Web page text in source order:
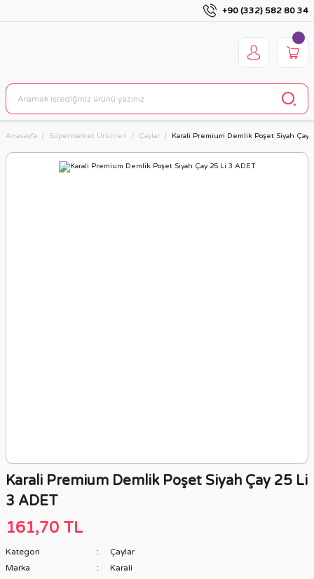
+90 (332) 582 80 34
Anasayfa Süpermarket Ürünleri Çaylar Karali Premium Demlik Poşet Siyah Çay
Karali Premium Demlik Poşet Siyah Çay 25 Li
3 ADET
161,70 TL
Kategori
Çaylar
Marka
Karali